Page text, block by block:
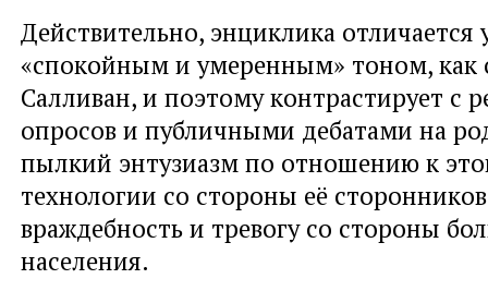
Действительно, энциклика отличается
«спокойным и умеренным» тоном,
Салливан, и поэтому контрастирует с
опросов и публичными дебатами на
пылкий энтузиазм по отношению к
технологии со стороны её
враждебность и тревогу со стороны
населения.